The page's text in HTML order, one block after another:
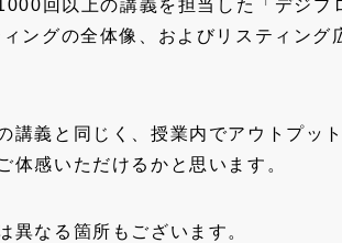
回以上の講義を担当した「デジプ
ングの全体像、およびリスティング
義と同じく、授業内でアウトプッ
体感いただけるかと思います。
なる箇所もございます。